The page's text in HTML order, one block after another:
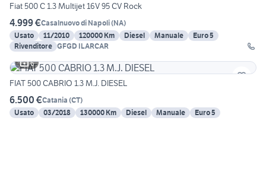
Fiat 500 C 1.3 Multijet 16V 95 CV Rock
4.999 €Casalnuovo di Napoli(NA)
Usato
11/2010 120000 Km Diesel Manuale
Euro 5
Rivenditore GFGD ILARCAR
6
FIAT 500 CABRIO 1.3 M.J. DIESEL
6.500 €Catania (CT)
Usato
03/2018 130000 Km Diesel Manuale Euro 5